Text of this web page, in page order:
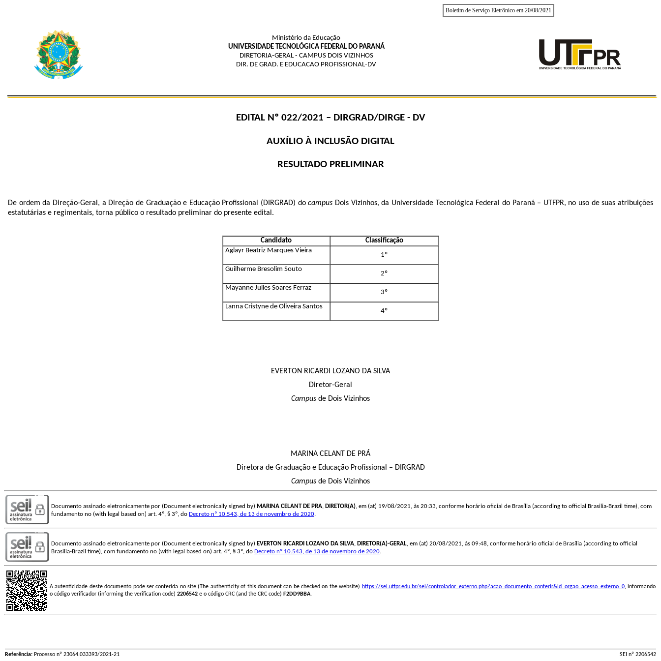
Boletim de Serviço Eletrônico em 20/08/2021
Ministério da Educação
UNIVERSIDADE TECNOLÓGICA FEDERAL DO PARANÁ
DIRETORIA-GERAL - CAMPUS DOIS VIZINHOS
DIR. DE GRAD. E EDUCACAO PROFISSIONAL-DV
EDITAL Nº 022/2021 – DIRGRAD/DIRGE - DV
AUXÍLIO À INCLUSÃO DIGITAL
RESULTADO PRELIMINAR
De ordem da Direção-Geral, a Direção de Graduação e Educação Profissional (DIRGRAD) docampus Dois Vizinhos, da Universidade Tecnológica Federal do Paraná – UTFPR, no uso de suas atribuições
estatutárias e regimentais, torna público o resultado preliminar do presente edital.
Candidato
Classificação
Aglayr Beatriz Marques Vieira
1º
Guilherme Bresolim Souto
2º
Mayanne Julles Soares Ferraz
3º
Lanna Cristyne de Oliveira Santos
4º
EVERTON RICARDI LOZANO DA SILVA
Diretor-Geral
Campus de Dois Vizinhos
MARINA CELANT DE PRÁ
Diretora de Graduação e Educação Profissional – DIRGRAD
Campus de Dois Vizinhos
Documento assinado eletronicamente por (Document electronically signed by) MARINA CELANT DE PRA, DIRETOR(A), em (at) 19/08/2021, às 20:33, conforme horário oficial de Brasília (according to official Brasilia-Brazil time), com
fundamento no (with legal based on) art. 4º, § 3º, do Decreto nº 10.543, de 13 de novembro de 2020.
Documento assinado eletronicamente por (Document electronically signed by) EVERTON RICARDI LOZANO DA SILVA, DIRETOR(A)-GERAL, em (at) 20/08/2021, às 09:48, conforme horário oficial de Brasília (according to official
Brasilia-Brazil time), com fundamento no (with legal based on) art. 4º, § 3º, do Decreto nº 10.543, de 13 de novembro de 2020.
A autenticidade deste documento pode ser conferida no site (The authenticity of this document can be checked on the website) https://sei.utfpr.edu.br/sei/controlador_externo.php?acao=documento_conferir&id_orgao_acesso_externo=0, informando
o código verificador (informing the verification code) 2206542 e o código CRC (and the CRC code) F2DD9BBA.
Referência: Processo nº 23064.033393/2021-21 SEI nº 2206542